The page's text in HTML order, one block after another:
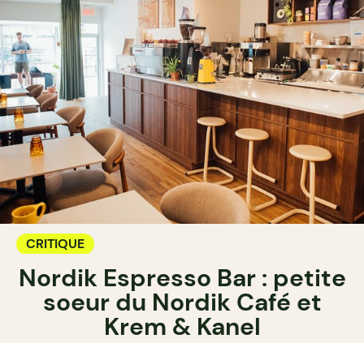
CRITIQUE
Nordik Espresso Bar : petite
soeur du Nordik Café et
Krem & Kanel